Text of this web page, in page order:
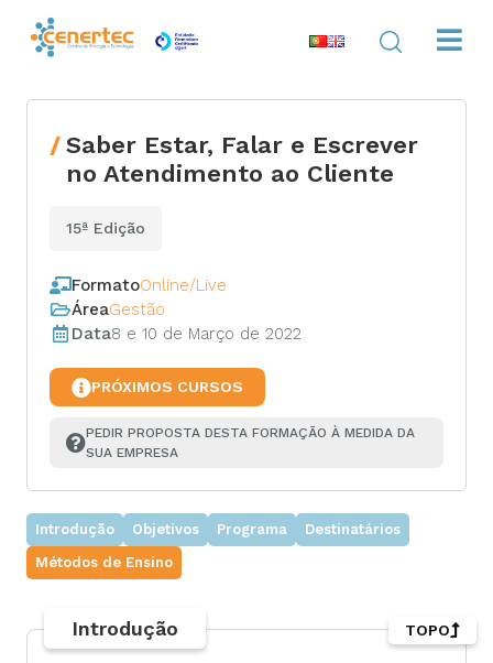
Saber Estar, Falar e Escrever
no Atendimento ao Cliente
15ª Edição
FormatoOnline/Live
ÁreaGestão
Data8 e 10 de Março de 2022
PRÓXIMOS CURSOS
PEDIR PROPOSTA DESTA FORMAÇÃO À MEDIDA DA
SUA EMPRESA
Introdução Objetivos Programa
Destinatários
Métodos de Ensino
Introdução TOPO